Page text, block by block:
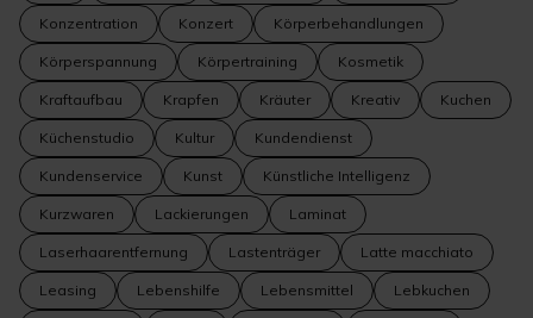
Konzentration Konzert Körperbehandlungen
Körperspannung Körpertraining Kosmetik
Kraftaufbau Krapfen Kräuter Kreativ Kuchen
Küchenstudio Kultur Kundendienst
Kundenservice Kunst Künstliche Intelligenz
Kurzwaren Lackierungen Laminat
Laserhaarentfernung Lastenträger Latte macchiato
Leasing Lebenshilfe Lebensmittel Lebkuchen